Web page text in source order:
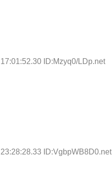
ID:Mzyq0/LDp.net
ID:VgbpWB8D0.net